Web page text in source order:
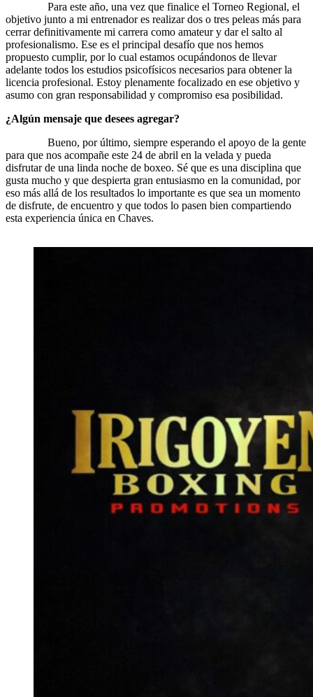
Para este año, una vez que finalice el Torneo Regional, el
objetivo junto a mi entrenador es realizar dos o tres peleas más para
cerrar definitivamente mi carrera como amateur y dar el salto al
profesionalismo. Ese es el principal desafío que nos hemos
propuesto cumplir, por lo cual estamos ocupándonos de llevar
adelante todos los estudios psicofísicos necesarios para obtener la
licencia profesional. Estoy plenamente focalizado en ese objetivo y
asumo con gran responsabilidad y compromiso esa posibilidad.
¿Algún mensaje que desees agregar?
Bueno, por último, siempre esperando el apoyo de la gente
para que nos acompañe este 24 de abril en la velada y pueda
disfrutar de una linda noche de boxeo. Sé que es una disciplina que
gusta mucho y que despierta gran entusiasmo en la comunidad, por
eso más allá de los resultados lo importante es que sea un momento
de disfrute, de encuentro y que todos lo pasen bien compartiendo
esta experiencia única en Chaves.